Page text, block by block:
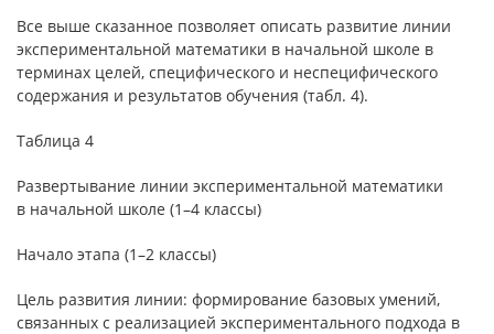
Все выше сказанное позволяет описать развитие линии
экспериментальной математики в начальной школе в
терминах целей, специфического и неспецифического
содержания и результатов обучения (табл. 4).
Таблица 4
Развертывание линии экспериментальной математики
в начальной школе (1–4 классы)
Начало этапа (1–2 классы)
Цель развития линии: формирование базовых умений,
связанных с реализацией экспериментального подхода в